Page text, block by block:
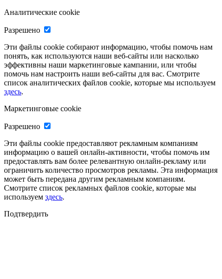
Аналитические cookie
Разрешено
Эти файлы cookie собирают информацию, чтобы помочь нам
понять, как используются наши веб-сайты или насколько
эффективны наши маркетинговые кампании, или чтобы
помочь нам настроить наши веб-сайты для вас. Смотрите
список аналитических файлов cookie, которые мы используем
здесь.
Маркетинговые cookie
Разрешено
Эти файлы cookie предоставляют рекламным компаниям
информацию о вашей онлайн-активности, чтобы помочь им
предоставлять вам более релевантную онлайн-рекламу или
ограничить количество просмотров рекламы. Эта информация
может быть передана другим рекламным компаниям.
Смотрите список рекламных файлов cookie, которые мы
используем здесь.
Подтвердить